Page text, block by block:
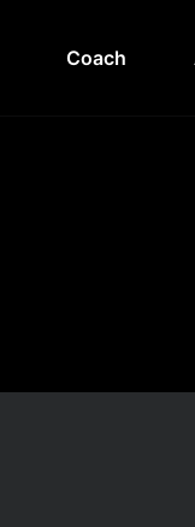
Coach